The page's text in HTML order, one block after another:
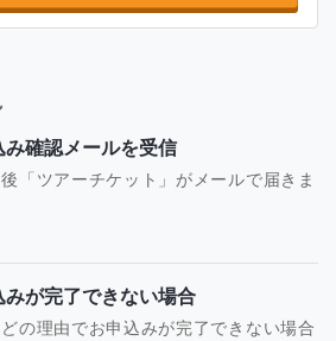
み確認メールを受信
「ツアーチケット」がメールで届きま
みが完了できない場合
の理由でお申込みが完了できない場合